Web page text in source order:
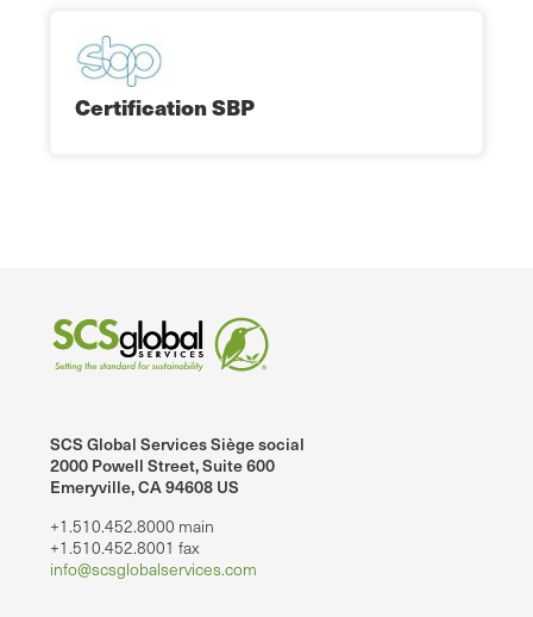
Certification SBP
SCS Global Services Siège social
2000 Powell Street, Suite 600
Emeryville, CA 94608 US
+1.510.452.8000 main
+1.510.452.8001 fax
info@scsglobalservices.com